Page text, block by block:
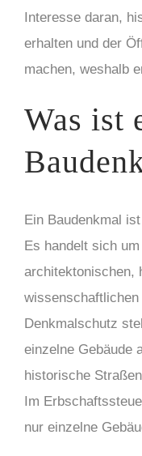
Interesse daran,
erhalten und der
machen, weshalb
Was ist
Ein Baudenkmal
Es handelt sich
architektonischen,
Denkmalschutz
einzelne Gebäude
historische
Im
nur einzelne